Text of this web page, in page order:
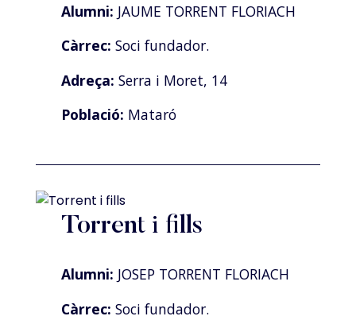
Alumni: JAUME TORRENT FLORIACH
Càrrec: Soci fundador.
Adreça: Serra i Moret, 14
Població: Mataró
Torrent i fills
Alumni: JOSEP TORRENT FLORIACH
Càrrec: Soci fundador.